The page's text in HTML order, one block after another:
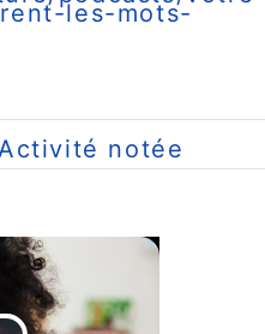
les-mots-
notée